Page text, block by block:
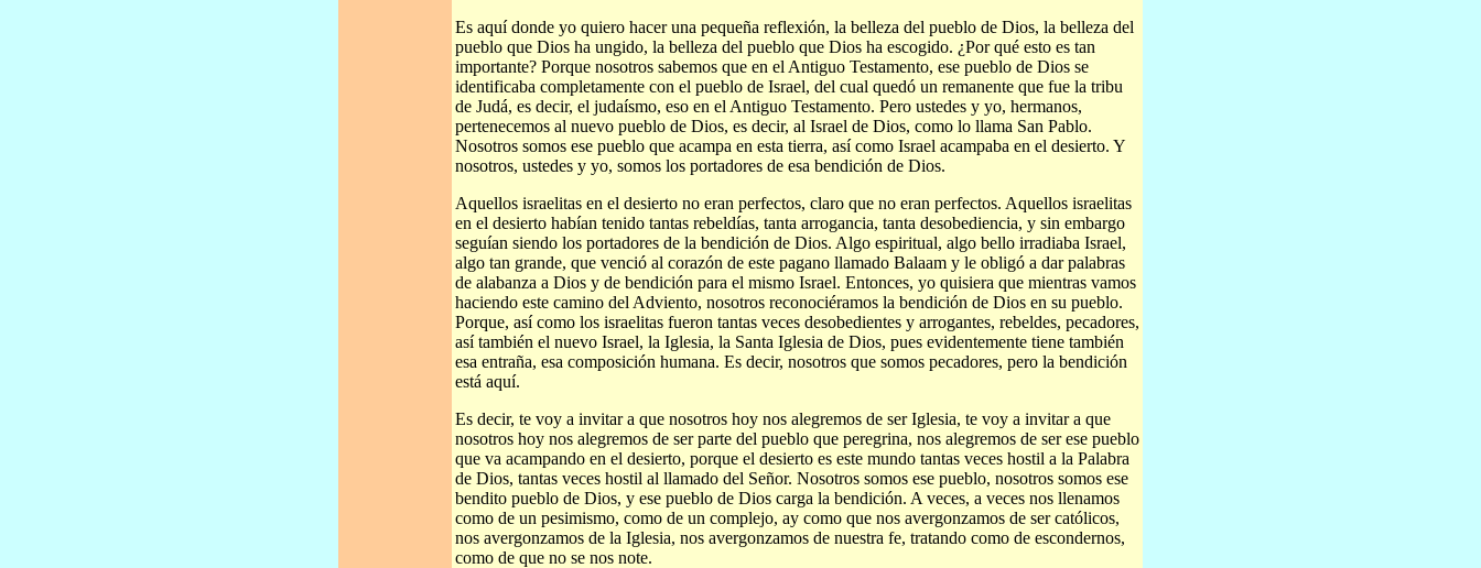
Es aquí donde yo quiero hacer una pequeña reflexión, la belleza del pueblo de Dios, la belleza del
pueblo que Dios ha ungido, la belleza del pueblo que Dios ha escogido. ¿Por qué esto es tan
importante? Porque nosotros sabemos que en el Antiguo Testamento, ese pueblo de Dios se
identificaba completamente con el pueblo de Israel, del cual quedó un remanente que fue la tribu
de Judá, es decir, el judaísmo, eso en el Antiguo Testamento. Pero ustedes y yo, hermanos,
pertenecemos al nuevo pueblo de Dios, es decir, al Israel de Dios, como lo llama San Pablo.
Nosotros somos ese pueblo que acampa en esta tierra, así como Israel acampaba en el desierto. Y
nosotros, ustedes y yo, somos los portadores de esa bendición de Dios.
Aquellos israelitas en el desierto no eran perfectos, claro que no eran perfectos. Aquellos israelitas
en el desierto habían tenido tantas rebeldías, tanta arrogancia, tanta desobediencia, y sin embargo
seguían siendo los portadores de la bendición de Dios. Algo espiritual, algo bello irradiaba Israel,
algo tan grande, que venció al corazón de este pagano llamado Balaam y le obligó a dar palabras
de alabanza a Dios y de bendición para el mismo Israel. Entonces, yo quisiera que mientras vamos
haciendo este camino del Adviento, nosotros reconociéramos la bendición de Dios en su pueblo.
Porque, así como los israelitas fueron tantas veces desobedientes y arrogantes, rebeldes, pecadores,
así también el nuevo Israel, la Iglesia, la Santa Iglesia de Dios, pues evidentemente tiene también
esa entraña, esa composición humana. Es decir, nosotros que somos pecadores, pero la bendición
está aquí.
Es decir, te voy a invitar a que nosotros hoy nos alegremos de ser Iglesia, te voy a invitar a que
nosotros hoy nos alegremos de ser parte del pueblo que peregrina, nos alegremos de ser ese pueblo
que va acampando en el desierto, porque el desierto es este mundo tantas veces hostil a la Palabra
de Dios, tantas veces hostil al llamado del Señor. Nosotros somos ese pueblo, nosotros somos ese
bendito pueblo de Dios, y ese pueblo de Dios carga la bendición. A veces, a veces nos llenamos
como de un pesimismo, como de un complejo, ay como que nos avergonzamos de ser católicos,
nos avergonzamos de la Iglesia, nos avergonzamos de nuestra fe, tratando como de escondernos,
como de que no se nos note.